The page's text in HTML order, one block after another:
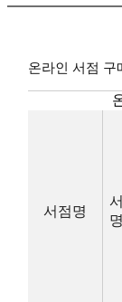
온라인 서점 구
서점명
서
명